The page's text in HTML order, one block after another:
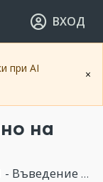
ВХОД
×
при AI
на
в Inventor